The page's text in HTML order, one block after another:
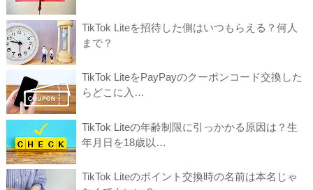
TikTok Liteを招待した側はいつもらえる？何人
まで？
TikTok LiteをPayPayのクーポンコード交換した
らどこに入…
TikTok Liteの年齢制限に引っかかる原因は？生
年月日を18歳以…
TikTok Liteのポイント交換時の名前は本名じゃ